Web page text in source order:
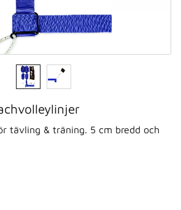
tävling & träning. 5 cm bredd och